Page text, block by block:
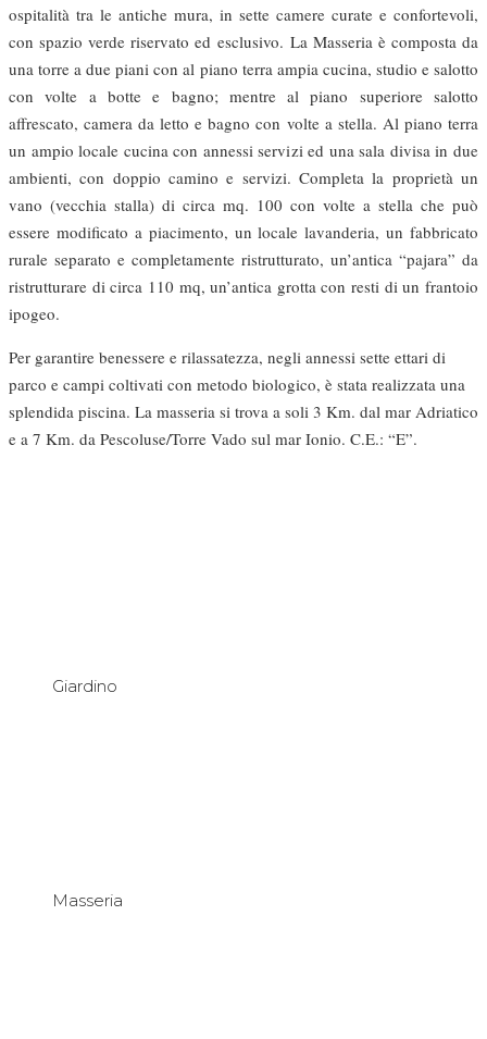
ospitalità tra le antiche mura, in sette camere curate e confortevoli,
con spazio verde riservato ed esclusivo. La Masseria è composta da
una torre a due piani con al piano terra ampia cucina, studio e salotto
con volte a botte e bagno; mentre al piano superiore salotto
affrescato, camera da letto e bagno con volte a stella. Al piano terra
un ampio locale cucina con annessi servizi ed una sala divisa in due
ambienti, con doppio camino e servizi. Completa la proprietà un
vano (vecchia stalla) di circa mq. 100 con volte a stella che può
essere modificato a piacimento, un locale lavanderia, un fabbricato
rurale separato e completamente ristrutturato, un’antica “pajara” da
ristrutturare di circa 110 mq, un’antica grotta con resti di un frantoio
ipogeo.
Per garantire benessere e rilassatezza, negli annessi sette ettari di
parco e campi coltivati con metodo biologico, è stata realizzata una
splendida piscina. La masseria si trova a soli 3 Km. dal mar Adriatico
e a 7 Km. da Pescoluse/Torre Vado sul mar Ionio. C.E.: “E”.
Giardino
Masseria